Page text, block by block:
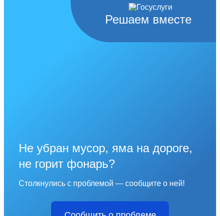
Решаем вместе
Не убран мусор, яма на дороге,
не горит фонарь?
Столкнулись с проблемой — сообщите о ней!